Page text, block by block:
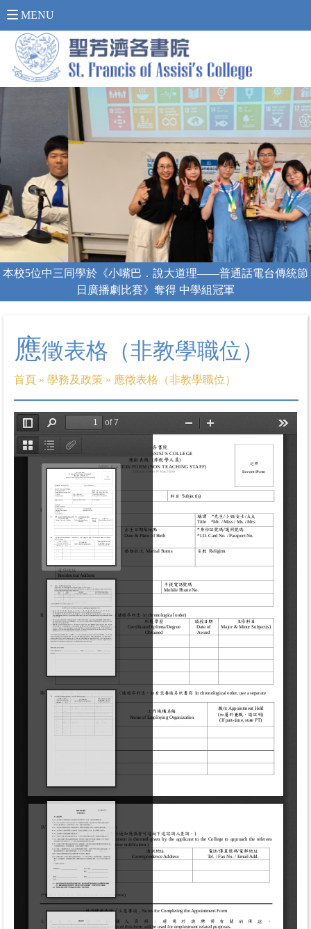
MENU
本校5位中三同學於《小嘴巴．說大道理——普通話電台傳統節
日廣播劇比賽》奪得 中學組冠軍
應徵表格（非教學職位）
首頁 » 學務及政策 » 應徵表格（非教學職位）